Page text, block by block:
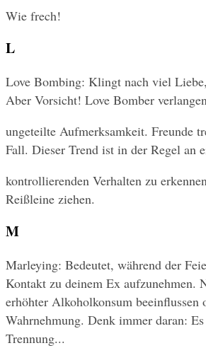
Wie frech!
L
Love Bombing: Klingt nach viel
Aber Vorsicht! Love Bomber
ungeteilte Aufmerksamkeit. Freunde
Fall. Dieser Trend ist in der Regel an
kontrollierenden Verhalten zu
Reißleine ziehen.
M
Marleying: Bedeutet, während der
Kontakt zu deinem Ex aufzunehmen.
erhöhter Alkoholkonsum beeinflussen
Wahrnehmung. Denk immer daran:
Trennung...